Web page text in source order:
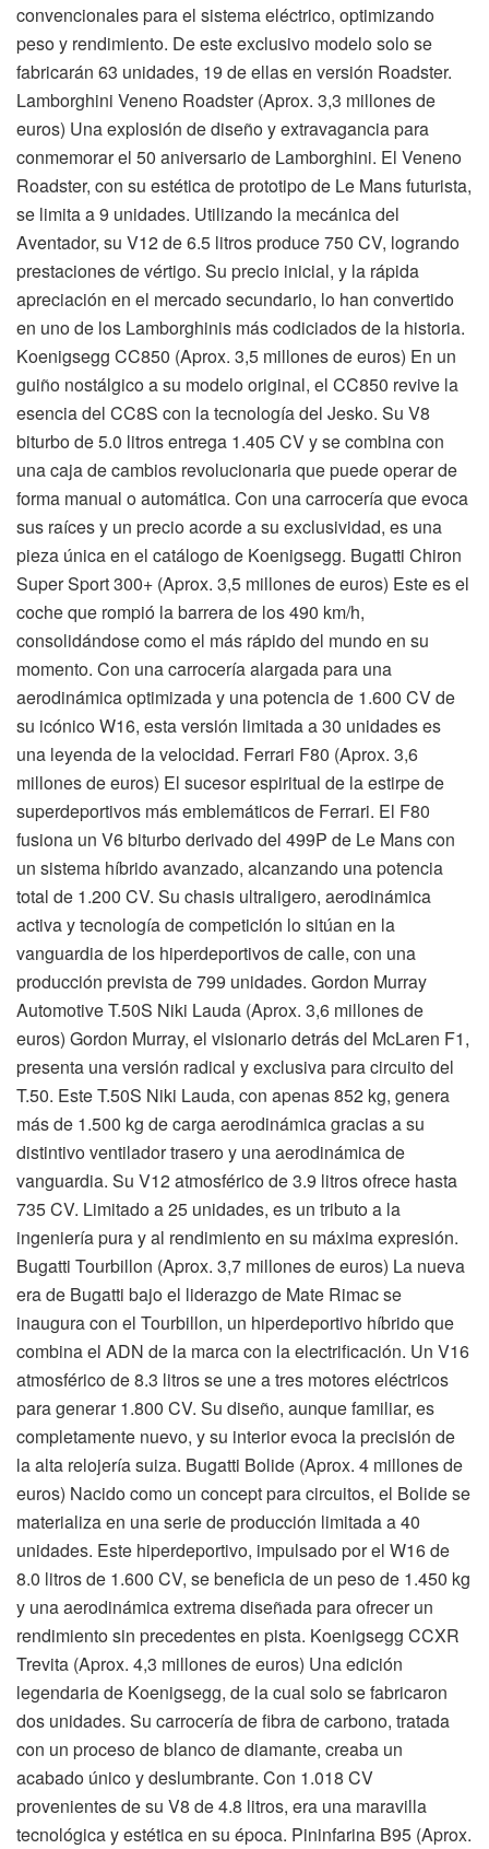
convencionales para el sistema eléctrico, optimizando
peso y rendimiento. De este exclusivo modelo solo se
fabricarán 63 unidades, 19 de ellas en versión Roadster.
Lamborghini Veneno Roadster (Aprox. 3,3 millones de
euros) Una explosión de diseño y extravagancia para
conmemorar el 50 aniversario de Lamborghini. El Veneno
Roadster, con su estética de prototipo de Le Mans futurista,
se limita a 9 unidades. Utilizando la mecánica del
Aventador, su V12 de 6.5 litros produce 750 CV, logrando
prestaciones de vértigo. Su precio inicial, y la rápida
apreciación en el mercado secundario, lo han convertido
en uno de los Lamborghinis más codiciados de la historia.
Koenigsegg CC850 (Aprox. 3,5 millones de euros) En un
guiño nostálgico a su modelo original, el CC850 revive la
esencia del CC8S con la tecnología del Jesko. Su V8
biturbo de 5.0 litros entrega 1.405 CV y se combina con
una caja de cambios revolucionaria que puede operar de
forma manual o automática. Con una carrocería que evoca
sus raíces y un precio acorde a su exclusividad, es una
pieza única en el catálogo de Koenigsegg. Bugatti Chiron
Super Sport 300+ (Aprox. 3,5 millones de euros) Este es el
coche que rompió la barrera de los 490 km/h,
consolidándose como el más rápido del mundo en su
momento. Con una carrocería alargada para una
aerodinámica optimizada y una potencia de 1.600 CV de
su icónico W16, esta versión limitada a 30 unidades es
una leyenda de la velocidad. Ferrari F80 (Aprox. 3,6
millones de euros) El sucesor espiritual de la estirpe de
superdeportivos más emblemáticos de Ferrari. El F80
fusiona un V6 biturbo derivado del 499P de Le Mans con
un sistema híbrido avanzado, alcanzando una potencia
total de 1.200 CV. Su chasis ultraligero, aerodinámica
activa y tecnología de competición lo sitúan en la
vanguardia de los hiperdeportivos de calle, con una
producción prevista de 799 unidades. Gordon Murray
Automotive T.50S Niki Lauda (Aprox. 3,6 millones de
euros) Gordon Murray, el visionario detrás del McLaren F1,
presenta una versión radical y exclusiva para circuito del
T.50. Este T.50S Niki Lauda, con apenas 852 kg, genera
más de 1.500 kg de carga aerodinámica gracias a su
distintivo ventilador trasero y una aerodinámica de
vanguardia. Su V12 atmosférico de 3.9 litros ofrece hasta
735 CV. Limitado a 25 unidades, es un tributo a la
ingeniería pura y al rendimiento en su máxima expresión.
Bugatti Tourbillon (Aprox. 3,7 millones de euros) La nueva
era de Bugatti bajo el liderazgo de Mate Rimac se
inaugura con el Tourbillon, un hiperdeportivo híbrido que
combina el ADN de la marca con la electrificación. Un V16
atmosférico de 8.3 litros se une a tres motores eléctricos
para generar 1.800 CV. Su diseño, aunque familiar, es
completamente nuevo, y su interior evoca la precisión de
la alta relojería suiza. Bugatti Bolide (Aprox. 4 millones de
euros) Nacido como un concept para circuitos, el Bolide se
materializa en una serie de producción limitada a 40
unidades. Este hiperdeportivo, impulsado por el W16 de
8.0 litros de 1.600 CV, se beneficia de un peso de 1.450 kg
y una aerodinámica extrema diseñada para ofrecer un
rendimiento sin precedentes en pista. Koenigsegg CCXR
Trevita (Aprox. 4,3 millones de euros) Una edición
legendaria de Koenigsegg, de la cual solo se fabricaron
dos unidades. Su carrocería de fibra de carbono, tratada
con un proceso de blanco de diamante, creaba un
acabado único y deslumbrante. Con 1.018 CV
provenientes de su V8 de 4.8 litros, era una maravilla
tecnológica y estética en su época. Pininfarina B95 (Aprox.